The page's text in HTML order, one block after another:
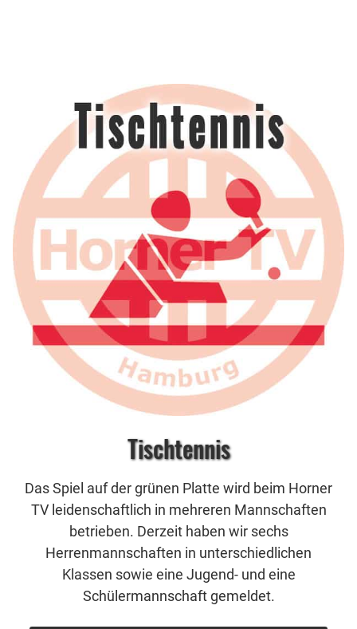
Tischtennis
Das Spiel auf der grünen Platte wird beim Horner
TV leidenschaftlich in mehreren Mannschaften
betrieben. Derzeit haben wir sechs
Herrenmannschaften in unterschiedlichen
Klassen sowie eine Jugend- und eine
Schülermannschaft gemeldet.